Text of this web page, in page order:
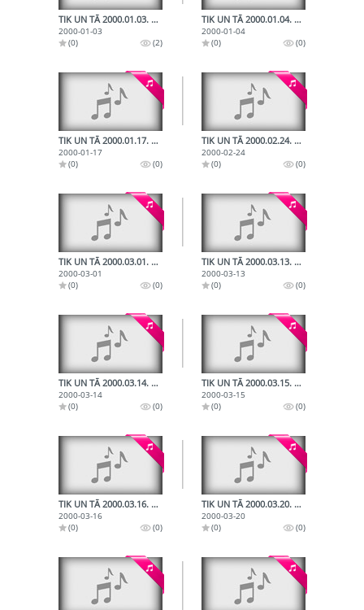
TIK UN TĀ 2000.01.03. PAR LATVIEŠU VALODU 2000.01.03.
2000-01-03
(0)
(2)
TIK UN TĀ 2000.01.04. RĪGAS PAŠVALDĪBAS IZGLĪTĪBAS PLĀNA KĀRTĪBA 2000.01.04.
2000-01-04
(0)
(0)
TIK UN TĀ 2000.01.17. LATVIEŠU VALODAS LIETOŠANA AKADĒMISKAJĀ VIDĒ. 2000.01.17.
2000-01-17
(0)
(0)
TIK UN TĀ 2000.02.24. PAR LATVIEŠU VALODAS PIESĀRŅOJUMIEM. 2000.02.24.
2000-02-24
(0)
(0)
TIK UN TĀ 2000.03.01. PAR GRIPU UN TĀS KOMPLIKĀCIJĀM. 2000.03.01.
2000-03-01
(0)
(0)
TIK UN TĀ 2000.03.13. PAR SVEŠVĀRDIEM UN LATVIEŠU VALODAS TERMINOLOĢIJU 2000.03.13.
2000-03-13
(0)
(0)
TIK UN TĀ 2000.03.14. PAR RADOŠO SKOLOTĀJU KURSU NOMETNĒM VAIDAVĀ. 2000.03.14.
2000-03-14
(0)
(0)
TIK UN TĀ 2000.03.15. BALTIJAS JŪRAS VALSTU JAUNATNES FESTIVĀLS 2000.03.15.
2000-03-15
(0)
(0)
TIK UN TĀ 2000.03.16. PAR KONFERENCI ''VALODA IR ZINĀTNĒ UN IZGLĪTĪBĀ'' 2000.03.16.
2000-03-16
(0)
(0)
TIK UN TĀ 2000.03.20. LATVIEŠU VALODA KĀ OTRĀ VALODA 2000.03.20.
2000-03-20
(0)
(0)